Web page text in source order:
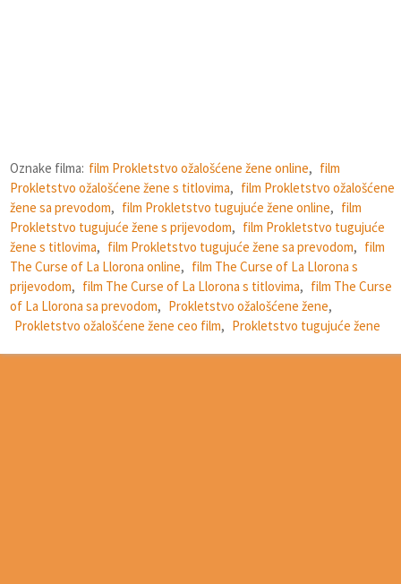
Oznake filma: film Prokletstvo ožalošćene žene online, film
Prokletstvo ožalošćene žene s titlovima, film Prokletstvo ožalošćene
žene sa prevodom, film Prokletstvo tugujuće žene online, film
Prokletstvo tugujuće žene s prijevodom, film Prokletstvo tugujuće
žene s titlovima, film Prokletstvo tugujuće žene sa prevodom, film
The Curse of La Llorona online, film The Curse of La Llorona s
prijevodom, film The Curse of La Llorona s titlovima, film The Curse
of La Llorona sa prevodom, Prokletstvo ožalošćene žene,
Prokletstvo ožalošćene žene ceo film, Prokletstvo tugujuće žene